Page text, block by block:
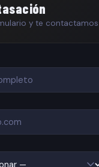
y te